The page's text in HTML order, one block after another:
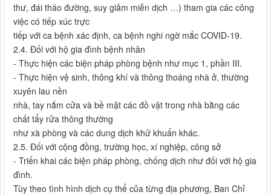
thư, đái tháo đường, suy giảm miễn dịch …) tham gia các công
việc có tiếp xúc trực
tiếp với ca bệnh xác định, ca bệnh nghi ngờ mắc COVID-19.
2.4. Đối với hộ gia đình bệnh nhân
- Thực hiện các biện pháp phòng bệnh như mục 1, phần III.
- Thực hiện vệ sinh, thông khí và thông thoáng nhà ở, thường
xuyên lau nền
nhà, tay nắm cửa và bề mặt các đồ vật trong nhà bằng các
chất tẩy rửa thông thường
như xà phòng và các dung dịch khử khuẩn khác.
2.5. Đối với cộng đồng, trường học, xí nghiệp, công sở
- Triển khai các biện pháp phòng, chống dịch như đối với hộ gia
đình.
Tùy theo tình hình dịch cụ thể của từng địa phương, Ban Chỉ